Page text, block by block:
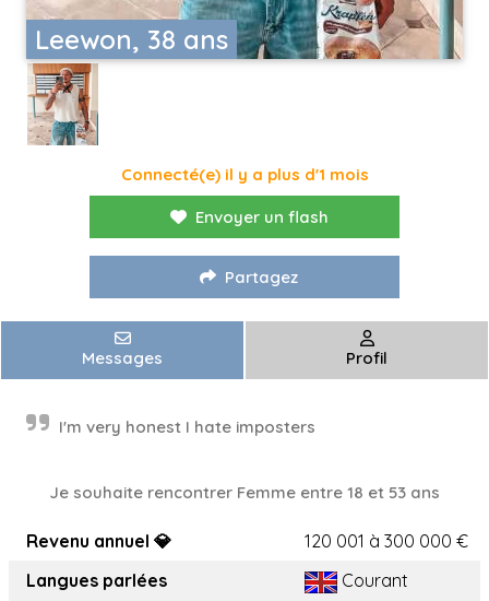
Leewon, 38 ans
Connecté(e) il y a plus d'1 mois
Envoyer un flash
Partagez
Messages Profil
I'm very honest I hate imposters
Je souhaite rencontrer Femme entre 18 et 53 ans
Revenu annuel 💎
120 001 à 300 000 €
Langues parlées
Courant